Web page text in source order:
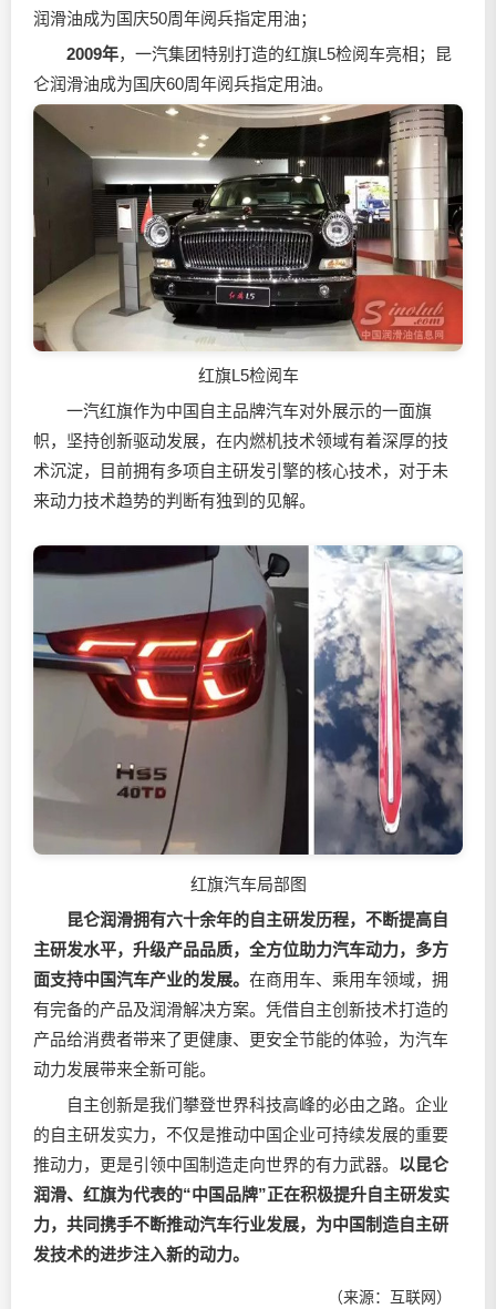
润滑油成为国庆50周年阅兵指定用油；
2009年，一汽集团特别打造的红旗L5检阅车亮相；昆
仑润滑油成为国庆60周年阅兵指定用油。
红旗L5检阅车
一汽红旗作为中国自主品牌汽车对外展示的一面旗
帜，坚持创新驱动发展，在内燃机技术领域有着深厚的技
术沉淀，目前拥有多项自主研发引擎的核心技术，对于未
来动力技术趋势的判断有独到的见解。
红旗汽车局部图
昆仑润滑拥有六十余年的自主研发历程，不断提高自
主研发水平，升级产品品质，全方位助力汽车动力，多方
面支持中国汽车产业的发展。 在商用车、乘用车领域，拥
有完备的产品及润滑解决方案。凭借自主创新技术打造的
产品给消费者带来了更健康、更安全节能的体验，为汽车
动力发展带来全新可能。
自主创新是我们攀登世界科技高峰的必由之路。企业
的自主研发实力，不仅是推动中国企业可持续发展的重要
推动力，更是引领中国制造走向世界的有力武器。 以昆仑
润滑、红旗为代表的“中国品牌”正在积极提升自主研发实
力，共同携手不断推动汽车行业发展，为中国制造自主研
发技术的进步注入新的动力。
（来源：互联网）